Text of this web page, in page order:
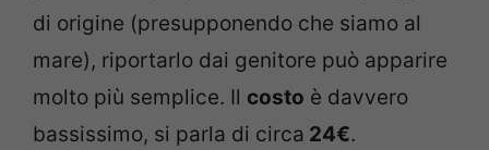
di origine (presupponendo che siamo al
mare), riportarlo dai genitore può apparire
molto più semplice. Il costo è davvero
bassissimo, si parla di circa 24€.